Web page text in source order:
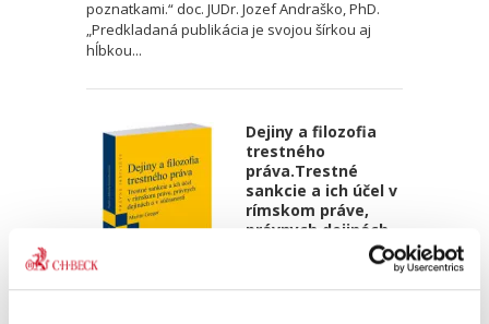
poznatkami.“ doc. JUDr. Jozef Andraško, PhD.
„Predkladaná publikácia je svojou šírkou aj
hĺbkou...
Dejiny a filozofia
trestného
práva.Trestné
sankcie a ich účel v
rímskom práve,
právnych dejinách